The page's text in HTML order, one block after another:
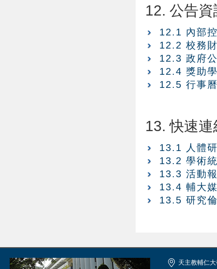
12. 公告資
12.1 內部
12.2 校務
12.3 政府
12.4 獎助
12.5 行事
13. 快速連
13.1 人體
13.2 學術
13.3 活動
13.4 輔大
13.5 研究
天主教輔仁